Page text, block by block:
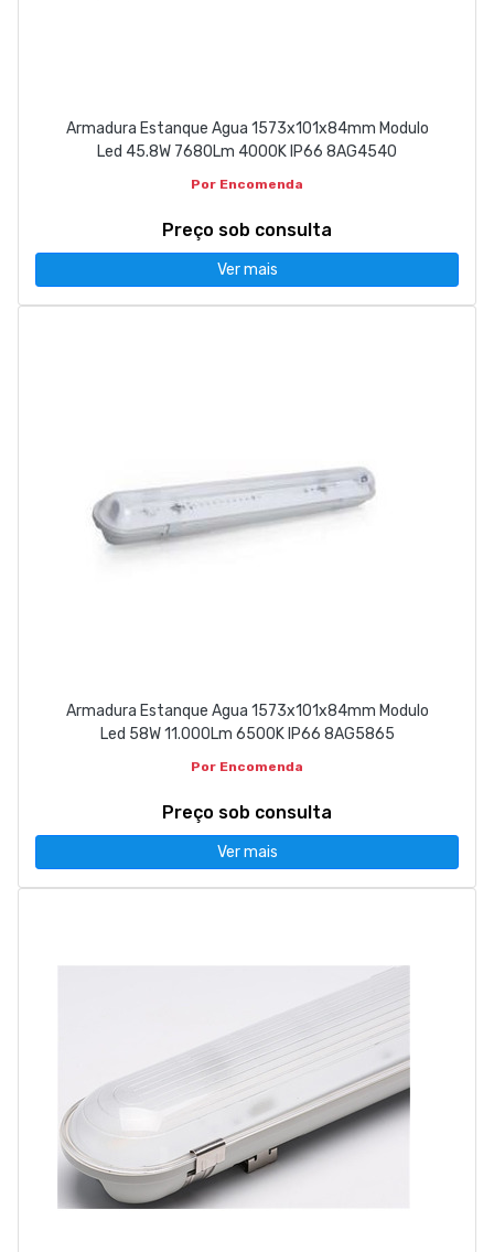
Armadura Estanque Agua 1573x101x84mm Modulo
Led 45.8W 7680Lm 4000K IP66 8AG4540
Por Encomenda
Preço sob consulta
Ver mais
Armadura Estanque Agua 1573x101x84mm Modulo
Led 58W 11.000Lm 6500K IP66 8AG5865
Por Encomenda
Preço sob consulta
Ver mais